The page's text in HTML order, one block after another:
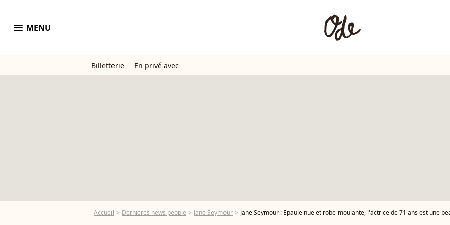
menu MENU
Billetterie En privé avec
Accueil Dernières news people Jane Seymour Jane Seymour : Epaule nue et robe moulante, l'actrice de 71 ans est une